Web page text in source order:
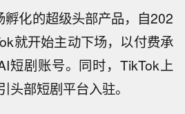
化的超级头部产品，自202
就开始主动下场，以付费承
短剧账号。同时，TikTok上
头部短剧平台入驻。